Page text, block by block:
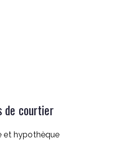
de courtier
et hypothèque